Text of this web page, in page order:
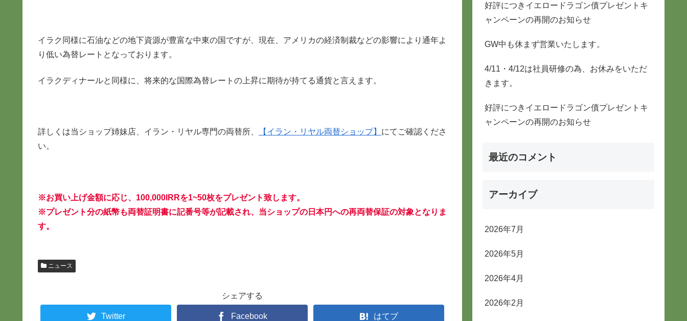
イラク同様に石油などの地下資源が豊富な中東の国ですが、現在、アメリカの経済制裁などの影響により通年よ
り低い為替レートとなっております。
イラクディナールと同様に、将来的な国際為替レートの上昇に期待が持てる通貨と言えます。
詳しくは当ショップ姉妹店、イラン・リヤル専門の両替所、 【イラン・リヤル両替ショップ】 にてご確認くださ
い。
※お買い上げ金額に応じ、100,000IRRを1~50枚をプレゼント致します。
※プレゼント分の紙幣も両替証明書に記番号等が記載され、当ショップの日本円への再両替保証の対象となりま
す。
ニュース
シェアする
Twitter Facebook はてブ
好評につきイエロードラゴン債プレゼントキ
ャンペーンの再開のお知らせ
GW中も休まず営業いたします。
4/11・4/12は社員研修の為、お休みをいただ
きます。
好評につきイエロードラゴン債プレゼントキ
ャンペーンの再開のお知らせ
最近のコメント
アーカイブ
2026年7月
2026年5月
2026年4月
2026年2月